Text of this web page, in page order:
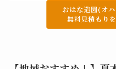
おはな造園(オ
無料見積もり